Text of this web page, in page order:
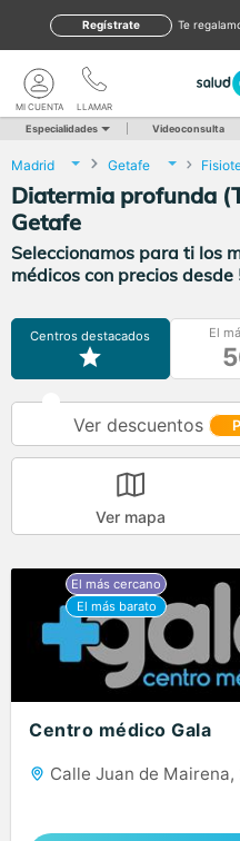
te
Regístrate
LLAMAR
MI CUENTA
Especialidades Videoconsulta
Madrid Getafe
Diatermia profunda
Getafe
Seleccionamos para ti los
médicos con precios desde
Centros destacados El
Ver descuentos
Ver mapa
Centro médico Gala
Calle Juan de